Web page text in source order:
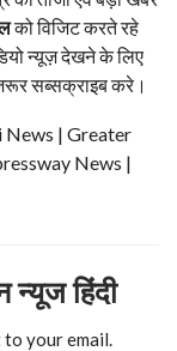
को विजिट करते रहे
न्यूज़ देखने के लिए
सब्सक्राइब करे।
News | Greater
News |
हिंदी
your email.